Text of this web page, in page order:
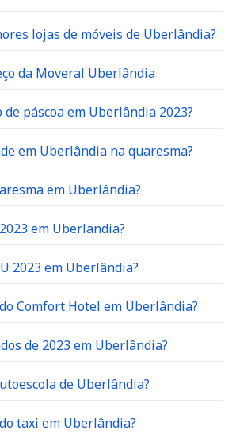
lojas de móveis de Uberlândia?
da Moveral Uberlândia
páscoa em Uberlândia 2023?
em Uberlândia na quaresma?
em Uberlândia?
em Uberlandia?
2023 em Uberlândia?
Comfort Hotel em Uberlândia?
de 2023 em Uberlândia?
de Uberlândia?
taxi em Uberlândia?